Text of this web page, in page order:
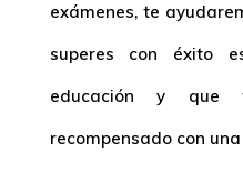
exámenes, te
superes con éxito
educación y que
recompensado con